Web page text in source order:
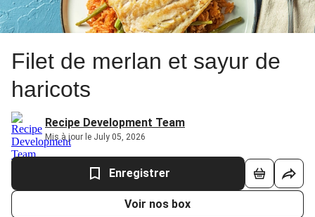
Filet de merlan et sayur de
haricots
Recipe Development Team
Mis à jour le July 05, 2026
Enregistrer
Voir nos box